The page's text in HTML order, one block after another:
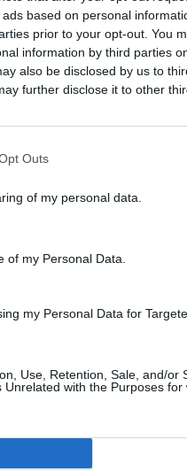
based on personal
prior to your opt-out. You
information by third parties
also be disclosed by us to
further disclose it to other
Outs
of my personal data.
of my Personal Data.
my Personal Data for
Use, Retention, Sale, and/or
with the Purposes for
essere rimasto vittima di
Quattro Castella, trovando
denuncia per truffa.
dove erano stati
odierni indagati, un 29enne di
la truffa) e un 49enne
con a carico specifici
in ordine al reato di truffa